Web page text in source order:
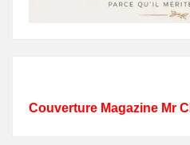
Couverture Magazine Mr